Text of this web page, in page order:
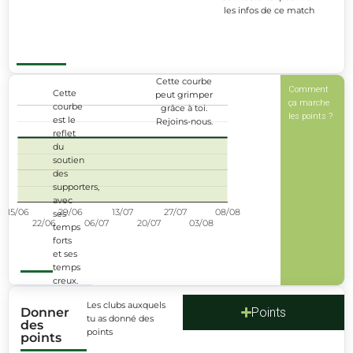
les infos de ce match
Popularité
Cette
courbe
est le
reflet
du
soutien
des
supporters,
avec
ses
temps
forts
et ses
temps
creux.
15/06
22/06
29/06
06/07
13/07
20/07
27/07
03/08
08/08
Cette courbe
peut grimper
grâce à toi.
Rejoins-nous.
Comment
ça marche
les points ?
Donner
des
points
Les clubs auxquels
tu as donné des
points
Points